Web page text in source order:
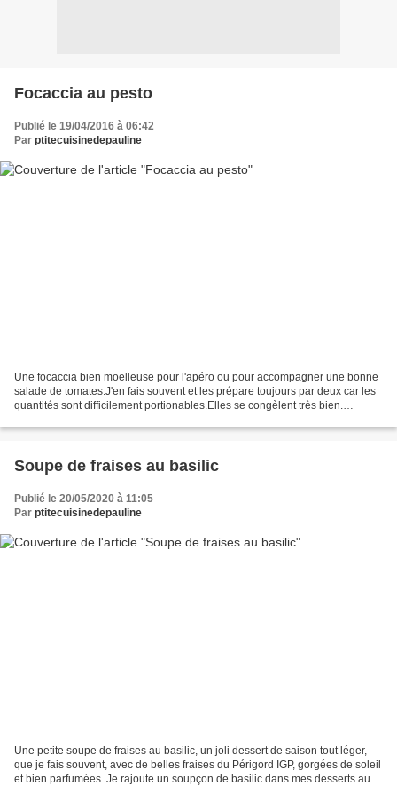
Focaccia au pesto
Publié le 19/04/2016 à 06:42
Par ptitecuisinedepauline
Une focaccia bien moelleuse pour l'apéro ou pour accompagner une bonne
salade de tomates.J'en fais souvent et les prépare toujours par deux car les
quantités sont difficilement portionables.Elles se congèlent très bien.
Soupe de fraises au basilic
Publié le 20/05/2020 à 11:05
Par ptitecuisinedepauline
Une petite soupe de fraises au basilic, un joli dessert de saison tout léger,
que je fais souvent, avec de belles fraises du Périgord IGP, gorgées de soleil
et bien parfumées. Je rajoute un soupçon de basilic dans mes desserts aux